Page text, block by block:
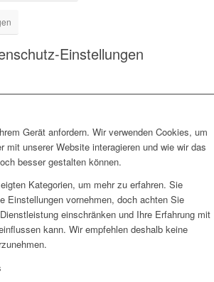
Einstellungen
Gerät anfordern. Wir verwenden Cookies, um
mit unserer Website interagieren und wie wir das
besser gestalten können.
Kategorien, um mehr zu erfahren. Sie
Einstellungen vornehmen, doch achten Sie
einschränken und Ihre Erfahrung mit
kann. Wir empfehlen deshalb keine